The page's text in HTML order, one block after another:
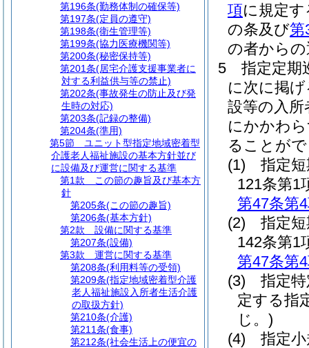
項に規定
の条及び第
の者から
5
指定定期
に次に掲
設等の入
にかかわ
ることが
(1)
指定
121条第1
第47条第
(2)
指定
142条第1
第47条第
(3)
指定
定する指
じ。)
(4)
指定
第196条(勤務体制の確保等)
第197条(定員の遵守)
第198条(衛生管理等)
第199条(協力医療機関等)
第200条(秘密保持等)
第201条(居宅介護支援事業者に
対する利益供与等の禁止)
第202条(事故発生の防止及び発
生時の対応)
第203条(記録の整備)
第204条(準用)
第5節
ユニット型指定地域密着型
介護老人福祉施設の基本方針並び
に設備及び運営に関する基準
第1款
この節の趣旨及び基本方
針
第205条(この節の趣旨)
第206条(基本方針)
第2款
設備に関する基準
第207条(設備)
第3款
運営に関する基準
第208条(利用料等の受領)
第209条(指定地域密着型介護
老人福祉施設入所者生活介護
の取扱方針)
第210条(介護)
第211条(食事)
第212条(社会生活上の便宜の